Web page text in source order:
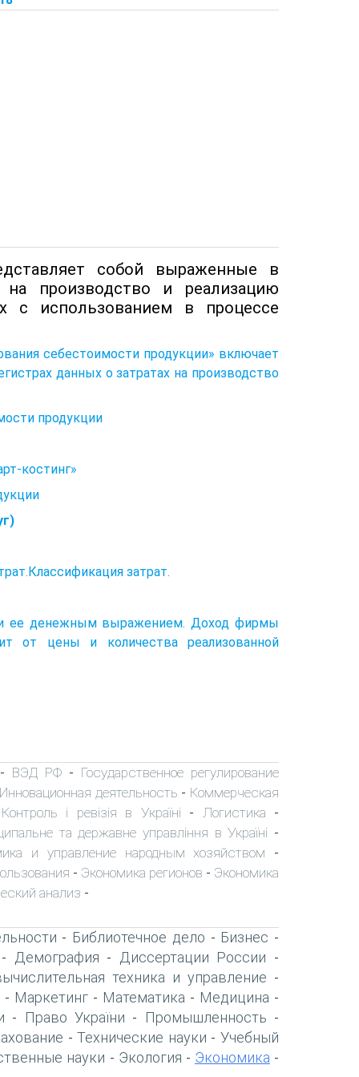
собой выраженные в
производство и реализацию
с использованием в процессе
себестоимости продукции» включает
данных о затратах на производство
продукции
костинг»
затрат.
ее денежным выражением. Доход фирмы
от цены и количества реализованной
ВЭД РФ- Государственное регулирование
Инновационная деятельность - Коммерческая
Контроль і ревізія в Україні - Логистика -
та державне управління в Україні -
и управление народным хозяйством -
- Экономика регионов - Экономика
анализ -
- Библиотечное дело - Бизнес -
Демография - Диссертации России -
техника и управление -
- Маркетинг - Математика - Медицина -
- Право України - Промышленность -
-Технические науки -Учебный
науки - Экология - Экономика -